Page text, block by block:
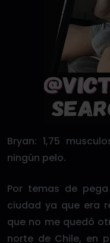
Bryan: 1,75
ningún pelo.
Por temas de
ciudad ya que era
que no me quedó
norte de Chile, en